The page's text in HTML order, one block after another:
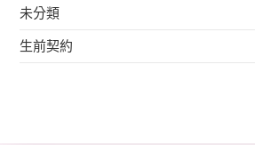
未分類
生前契約